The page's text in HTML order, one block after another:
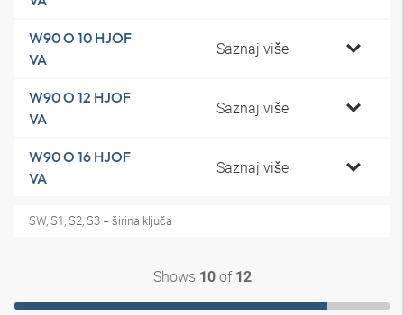
W90 O 10 HJOF
VA
Saznaj više
W90 O 12 HJOF
VA
Saznaj više
W90 O 16 HJOF
VA
Saznaj više
SW, S1, S2, S3 = širina ključa
Shows 10of 12